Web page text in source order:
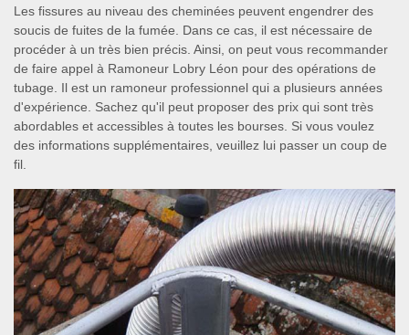
Les fissures au niveau des cheminées peuvent engendrer des
soucis de fuites de la fumée. Dans ce cas, il est nécessaire de
procéder à un très bien précis. Ainsi, on peut vous recommander
de faire appel à Ramoneur Lobry Léon pour des opérations de
tubage. Il est un ramoneur professionnel qui a plusieurs années
d'expérience. Sachez qu'il peut proposer des prix qui sont très
abordables et accessibles à toutes les bourses. Si vous voulez
des informations supplémentaires, veuillez lui passer un coup de
fil.